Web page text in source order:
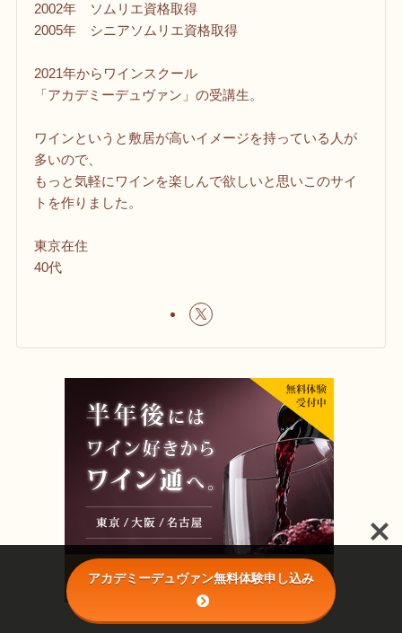
2002年 ソムリエ資格取得
2005年 シニアソムリエ資格取得
2021年からワインスクール
「アカデミーデュヴァン」の受講生。
ワインというと敷居が高いイメージを持っている人が
多いので、
もっと気軽にワインを楽しんで欲しいと思いこのサイ
トを作りました。
東京在住
40代
アカデミーデュヴァン無料体験申し込み